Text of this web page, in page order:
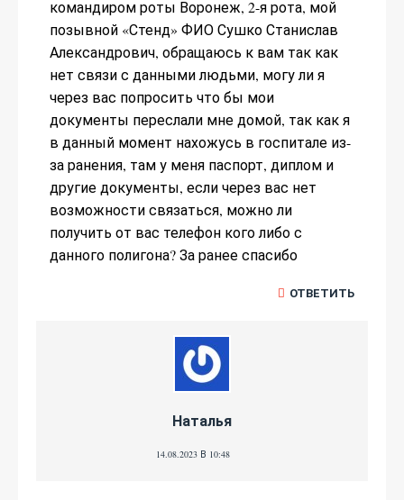
командиром роты Воронеж, 2-я рота, мой
позывной «Стенд» ФИО Сушко Станислав
Александрович, обращаюсь к вам так как
нет связи с данными людьми, могу ли я
через вас попросить что бы мои
документы переслали мне домой, так как я
в данный момент нахожусь в госпитале из-
за ранения, там у меня паспорт, диплом и
другие документы, если через вас нет
возможности связаться, можно ли
получить от вас телефон кого либо с
данного полигона? За ранее спасибо
ОТВЕТИТЬ
Наталья
14.08.2023 В 10:48